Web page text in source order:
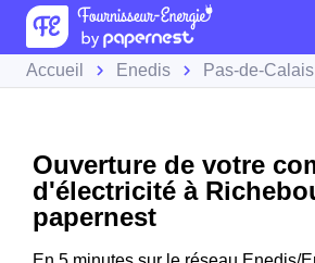
Accueil Enedis Pas-de-Calais